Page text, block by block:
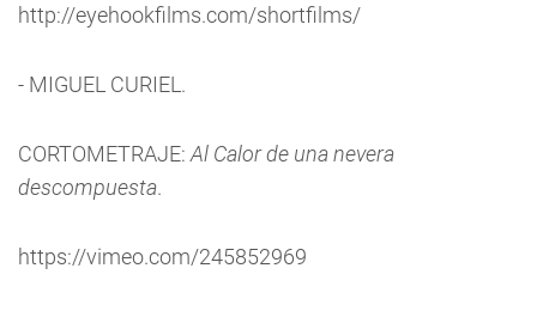
http://eyehookfilms.com/shortfilms/
- MIGUEL CURIEL.
CORTOMETRAJE: Al Calor de una nevera
descompuesta.
https://vimeo.com/245852969